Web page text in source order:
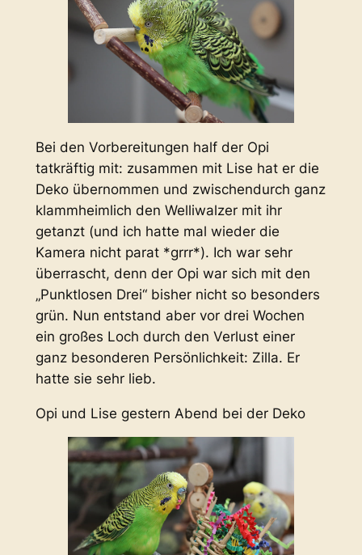
Bei den Vorbereitungen half der Opi
tatkräftig mit: zusammen mit Lise hat er die
Deko übernommen und zwischendurch ganz
klammheimlich den Welliwalzer mit ihr
getanzt (und ich hatte mal wieder die
Kamera nicht parat *grrr*). Ich war sehr
überrascht, denn der Opi war sich mit den
„Punktlosen Drei“ bisher nicht so besonders
grün. Nun entstand aber vor drei Wochen
ein großes Loch durch den Verlust einer
ganz besonderen Persönlichkeit: Zilla. Er
hatte sie sehr lieb.
Opi und Lise gestern Abend bei der Deko